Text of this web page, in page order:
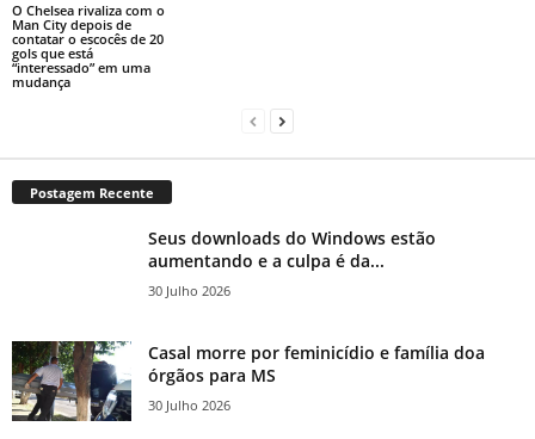
O Chelsea rivaliza com o
Man City depois de
contatar o escocês de 20
gols que está
“interessado” em uma
mudança
Postagem Recente
Seus downloads do Windows estão
aumentando e a culpa é da...
30 Julho 2026
Casal morre por feminicídio e família doa
órgãos para MS
30 Julho 2026